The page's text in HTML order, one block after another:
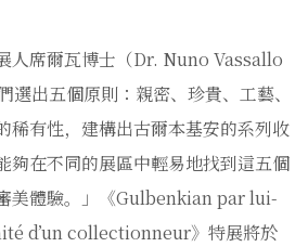
人席爾瓦博士（Dr. Nuno Vassallo
選出五個原則：親密、珍貴、工藝、
稀有性，建構出古爾本基安的系列收
夠在不同的展區中輕易地找到這五個
美體驗。」《Gulbenkian par lui-
d’un collectionneur》特展將於